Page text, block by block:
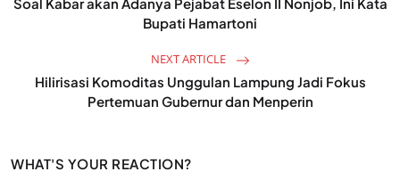
Soal Kabar akan Adanya Pejabat Eselon II Nonjob, Ini Kata
Bupati Hamartoni
NEXT ARTICLE
Hilirisasi Komoditas Unggulan Lampung Jadi Fokus
Pertemuan Gubernur dan Menperin
WHAT'S YOUR REACTION?